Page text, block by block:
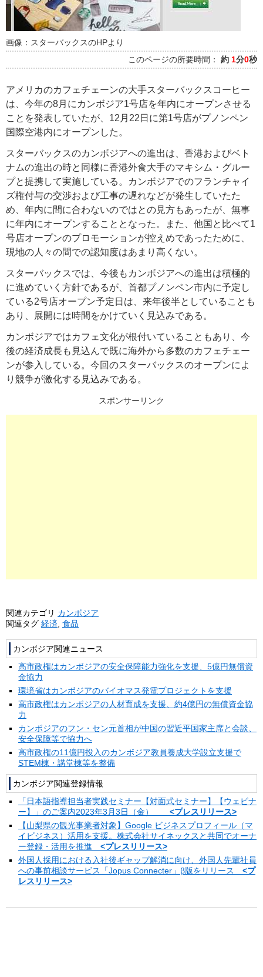
画像：スターバックスのHPより
このページの所要時間： 約 1分0秒
アメリカのカフェチェーンの大手スターバックスコーヒー
は、今年の8月にカンボジア1号店を年内にオープンさせる
ことを発表していたが、12月22日に第1号店がプノンペン
国際空港内にオープンした。
スターバックスのカンボジアへの進出は、香港およびベト
ナムの進出の時と同様に香港外食大手のマキシム・グルー
プと提携して実施している。カンボジアでのフランチャイ
ズ権付与の交渉および工事の遅れなどが発生していたた
め、年内に間に合わないのではとの見方もあったが、無事
に年内にオープンすることとなった。また、他国と比べて1
号店オープンのプロモーションが控えめであったために、
現地の人々の間での認知度はあまり高くない。
スターバックスでは、今後もカンボジアへの進出は積極的
に進めていく方針であるが、首都プノンペン市内に予定し
ている2号店オープン予定日は、来年後半としていることも
あり、展開には時間をかけていく見込みである。
カンボジアではカフェ文化が根付いていることもあり、今
後の経済成長も見込んで既に海外から多数のカフェチェー
ンが参入している。今回のスターバックスのオープンによ
り競争が激化する見込みである。
スポンサーリンク
関連カテゴリ カンボジア
関連タグ 経済 食品
カンボジア関連ニュース
高市政権はカンボジアの安全保障能力強化を支援、5億円無償資
金協力
環境省はカンボジアのバイオマス発電プロジェクトを支援
高市政権はカンボジアの人材育成を支援、約4億円の無償資金協
力
カンボジアのフン・セン元首相が中国の習近平国家主席と会談、
安全保障等で協力へ
高市政権の11億円投入のカンボジア教員養成大学設立支援で
STEM棟・講堂棟等を整備
カンボジア関連登録情報
「日本語指導担当者実践セミナー【対面式セミナー】【ウェビナ
ー】」のご案内2023年3月3日（金） <プレスリリース>
【山梨県の観光事業者対象】Google ビジネスプロフィール（マ
イビジネス）活用を支援。株式会社サイネックスと共同でオーナ
ー登録・活用を推進 <プレスリリース>
外国人採用における入社後ギャップ解消に向け、外国人先輩社員
への事前相談サービス「Jopus Connecter」β版をリリース <プ
レスリリース>